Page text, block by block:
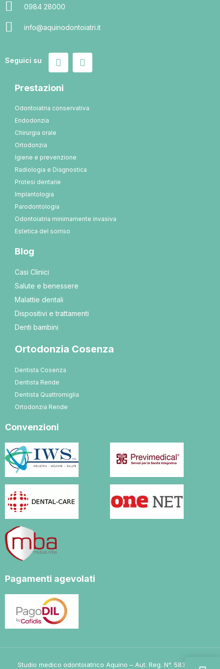
0984 28000
info@aquinodontoiatri.it
Seguici su
Prestazioni
Odontoiatria conservativa
Endodonzia
Chirurgia orale
Ortodonzia
Igiene e prevenzione
Radiologia e Diagnostica
Protesi dentarie
Implantologia
Parodontologia
Odontoiatria minimamente invasiva
Estetica del sorriso
Blog
Casi Clinici
Salute e benessere
Malattie dentali
Dispositivi e trattamenti
Denti bambini
Ortodonzia Cosenza
Dentista Cosenza
Dentista Rende
Dentista Quattromiglia
Ortodonzia Rende
Convenzioni
Pagamenti agevolati
Studio medico odontoiatrico Aquino – Aut. Reg. N°. 5838 DEL